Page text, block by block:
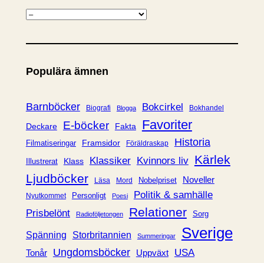
K
t
g
r
i
Populära ämnen
Barnböcker Biografi Blogga Bokcirkel Bokhandel
Deckare E-böcker Fakta Favoriter
Filmatiseringar Framsidor Föräldraskap Historia
Illustrerat Klass Klassiker Kvinnors liv Kärlek
Ljudböcker
Läsa Mord Nobelpriset Noveller
Nyutkommet Personligt Poesi
Politik & samhälle
Prisbelönt
Radioföljetongen Relationer Sorg
Spänning Storbritannien Summeringar Sverige
Tonår Ungdomsböcker Uppväxt USA